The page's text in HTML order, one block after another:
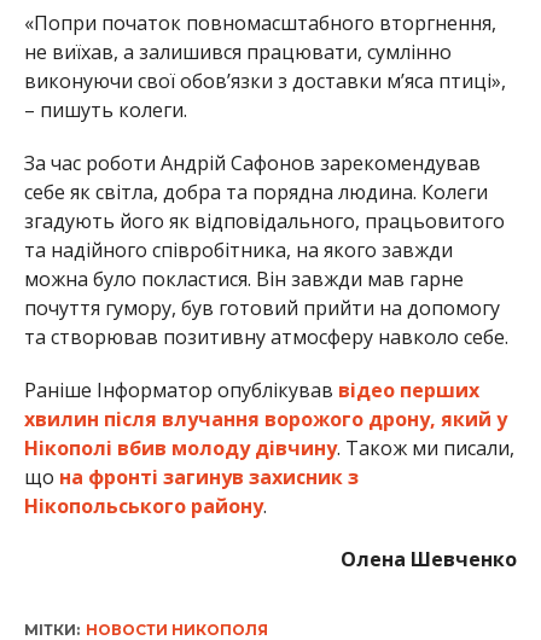
«Попри початок повномасштабного вторгнення,
не виїхав, а залишився працювати, сумлінно
виконуючи свої обов’язки з доставки м’яса птиці»,
– пишуть колеги.
За час роботи Андрій Сафонов зарекомендував
себе як світла, добра та порядна людина. Колеги
згадують його як відповідального, працьовитого
та надійного співробітника, на якого завжди
можна було покластися. Він завжди мав гарне
почуття гумору, був готовий прийти на допомогу
та створював позитивну атмосферу навколо себе.
Раніше Інформатор опублікував відео перших
хвилин після влучання ворожого дрону, який у
Нікополі вбив молоду дівчину. Також ми писали,
що на фронті загинув захисник з
Нікопольського району.
Олена Шевченко
МІТКИ: НОВОСТИ НИКОПОЛЯ